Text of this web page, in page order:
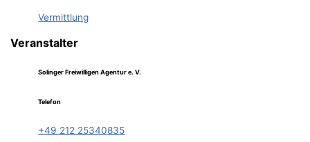
Vermittlung
Veranstalter
Solinger Freiwilligen Agentur e. V.
Telefon
+49 212 25340835